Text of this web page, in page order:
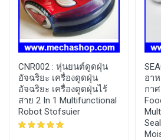
CNR002 : หุ่นยนต์ดูดฝุ่น
อัจฉริยะ เครื่องดูดฝุ่น
อัจฉริยะ เครื่องดูดฝุ่นไร้
สาย 2 In 1 Multifunctional
Robot Stofsuier
อา
กา